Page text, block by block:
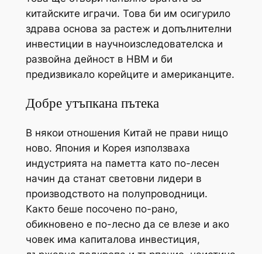
китайските играчи. Това би им осигурило
здрава основа за растеж и допълнителни
инвестиции в научноизследователска и
развойна дейност в HBM и би
предизвикало корейците и американците.
Добре утъпкана пътека
В някои отношения Китай не прави нищо
ново. Япония и Корея използваха
индустрията на паметта като по-лесен
начин да станат световни лидери в
производството на полупроводници.
Както беше посочено по-рано,
обикновено е по-лесно да се влезе и ако
човек има капиталова инвестиция,